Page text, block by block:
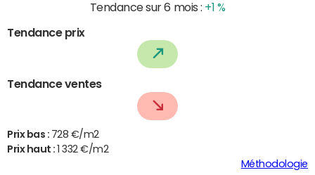
Tendance sur 6 mois : +1 %
Tendance prix
Tendance ventes
Prix bas : 728 €/m2
Prix haut :
1 332 €/m2
Méthodologie